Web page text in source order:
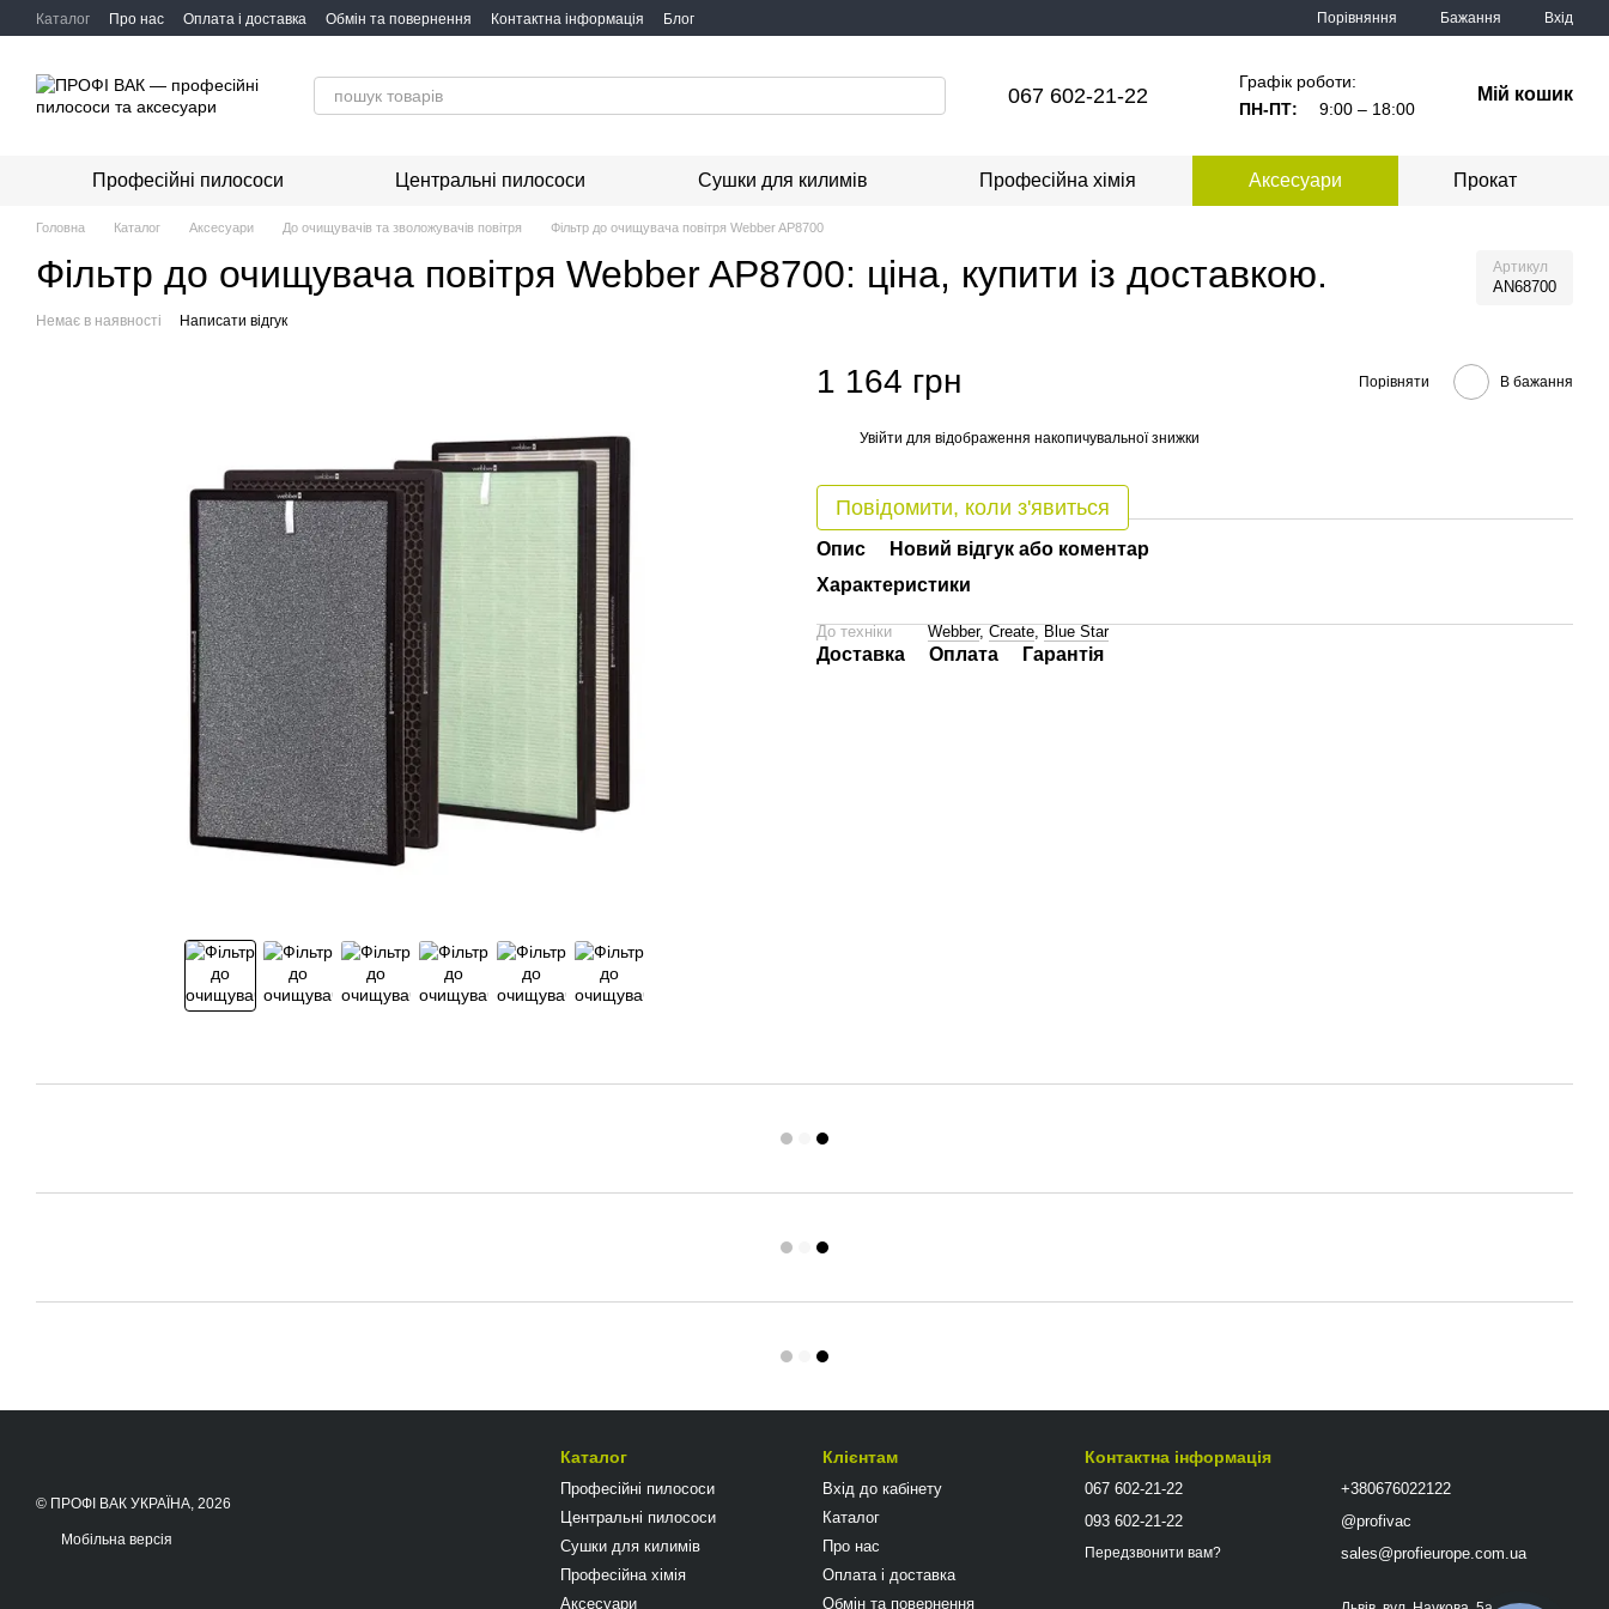
Перейти до основного контенту
Каталог Про нас Оплата і доставка Обмін та повернення Контактна інформація Блог Порівняння Бажання Вхід
067 602-21-22
Графік роботи:
ПН-ПТ:
9:00 – 18:00
Мій кошик
Професійні пилососи Центральні пилососи Сушки для килимів Професійна хімія Аксесуари Прокат
Головна Каталог Аксесуари До очищувачів та зволожувачів повітря Фільтр до очищувача повітря Webber AP8700
Фільтр до очищувача повітря Webber AP8700: ціна, купити із доставкою. Артикул
AN68700
Немає в наявності Написати відгук
1 164 грн Порівняти В бажання
Увійти для відображення накопичувальної знижки
Повідомити, коли з'явиться
Опис
Новий відгук або коментар
Характеристики
До техніки Webber, Create, Blue Star
Доставка Оплата Гарантія
© ПРОФІ ВАК УКРАЇНА, 2026
Мобільна версія
Каталог
Професійні пилососи
Центральні пилососи
Сушки для килимів
Професійна хімія
Аксесуари
Клієнтам
Вхід до кабінету
Каталог
Про нас
Оплата і доставка
Обмін та повернення
Контактна інформація
067 602-21-22
093 602-21-22
Передзвонити вам?
+380676022122
@profivac
sales@profieurope.com.ua